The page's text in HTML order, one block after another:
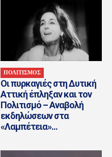
ΠΟΛΙΤΙΣΜΟΣ
Οι πυρκαγιές στη Δυτική
Αττική έπληξαν και τον
Πολιτισμό – Αναβολή
εκδηλώσεων στα
«Λαμπέτεια»...